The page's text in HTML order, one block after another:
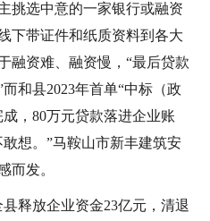
挑选中意的一家银行或融资
下带证件和纸质资料到各大
融资难、融资慢，“最后贷款
和县2023年首单“中标（政
，80万元贷款落进企业账
想。”马鞍山市新丰建筑安
而发。
放企业资金23亿元，清退